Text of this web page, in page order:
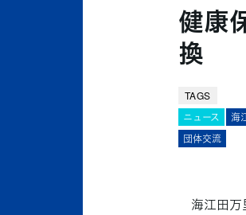
健康
換
TAGS
ニュース 海
団体交流
海江田万